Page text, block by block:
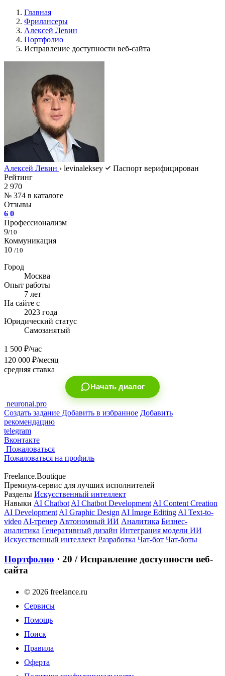
Главная
Фрилансеры
Алексей Левин
Портфолио
Исправление доступности веб-сайта
Алексей Левин › levinaleksey
Паспорт верифицирован
Рейтинг
2 970
№ 374 в каталоге
Отзывы
6 0
Профессионализм
9/10
Коммуникация
10 /10
Город
Москва
Опыт работы
7 лет
На сайте с
2023 года
Юридический статус
Самозанятый
1 500 ₽/час
120 000 ₽/месяц
средняя ставка
Начать диалог
neuronai.pro
Создать задание Добавить в избранное Добавить
рекомендацию
telegram
Вконтакте
Пожаловаться
Пожаловаться на профиль
Freelance.Boutique
Премиум-сервис для лучших исполнителей
Разделы Искусственный интеллект
Навыки AI Chatbot AI Chatbot Development AI Content Creation
AI Development AI Graphic Design AI Image Editing AI Text-to-
video AI-тренер Автономный ИИ Аналитика Бизнес-
аналитика Генеративный дизайн Интеграция модели ИИ
Искусственный интеллект Разработка Чат-бот Чат-боты
Портфолио · 20 / Исправление доступности веб-
сайта
© 2026 freelance.ru
Сервисы
Помощь
Поиск
Правила
Оферта